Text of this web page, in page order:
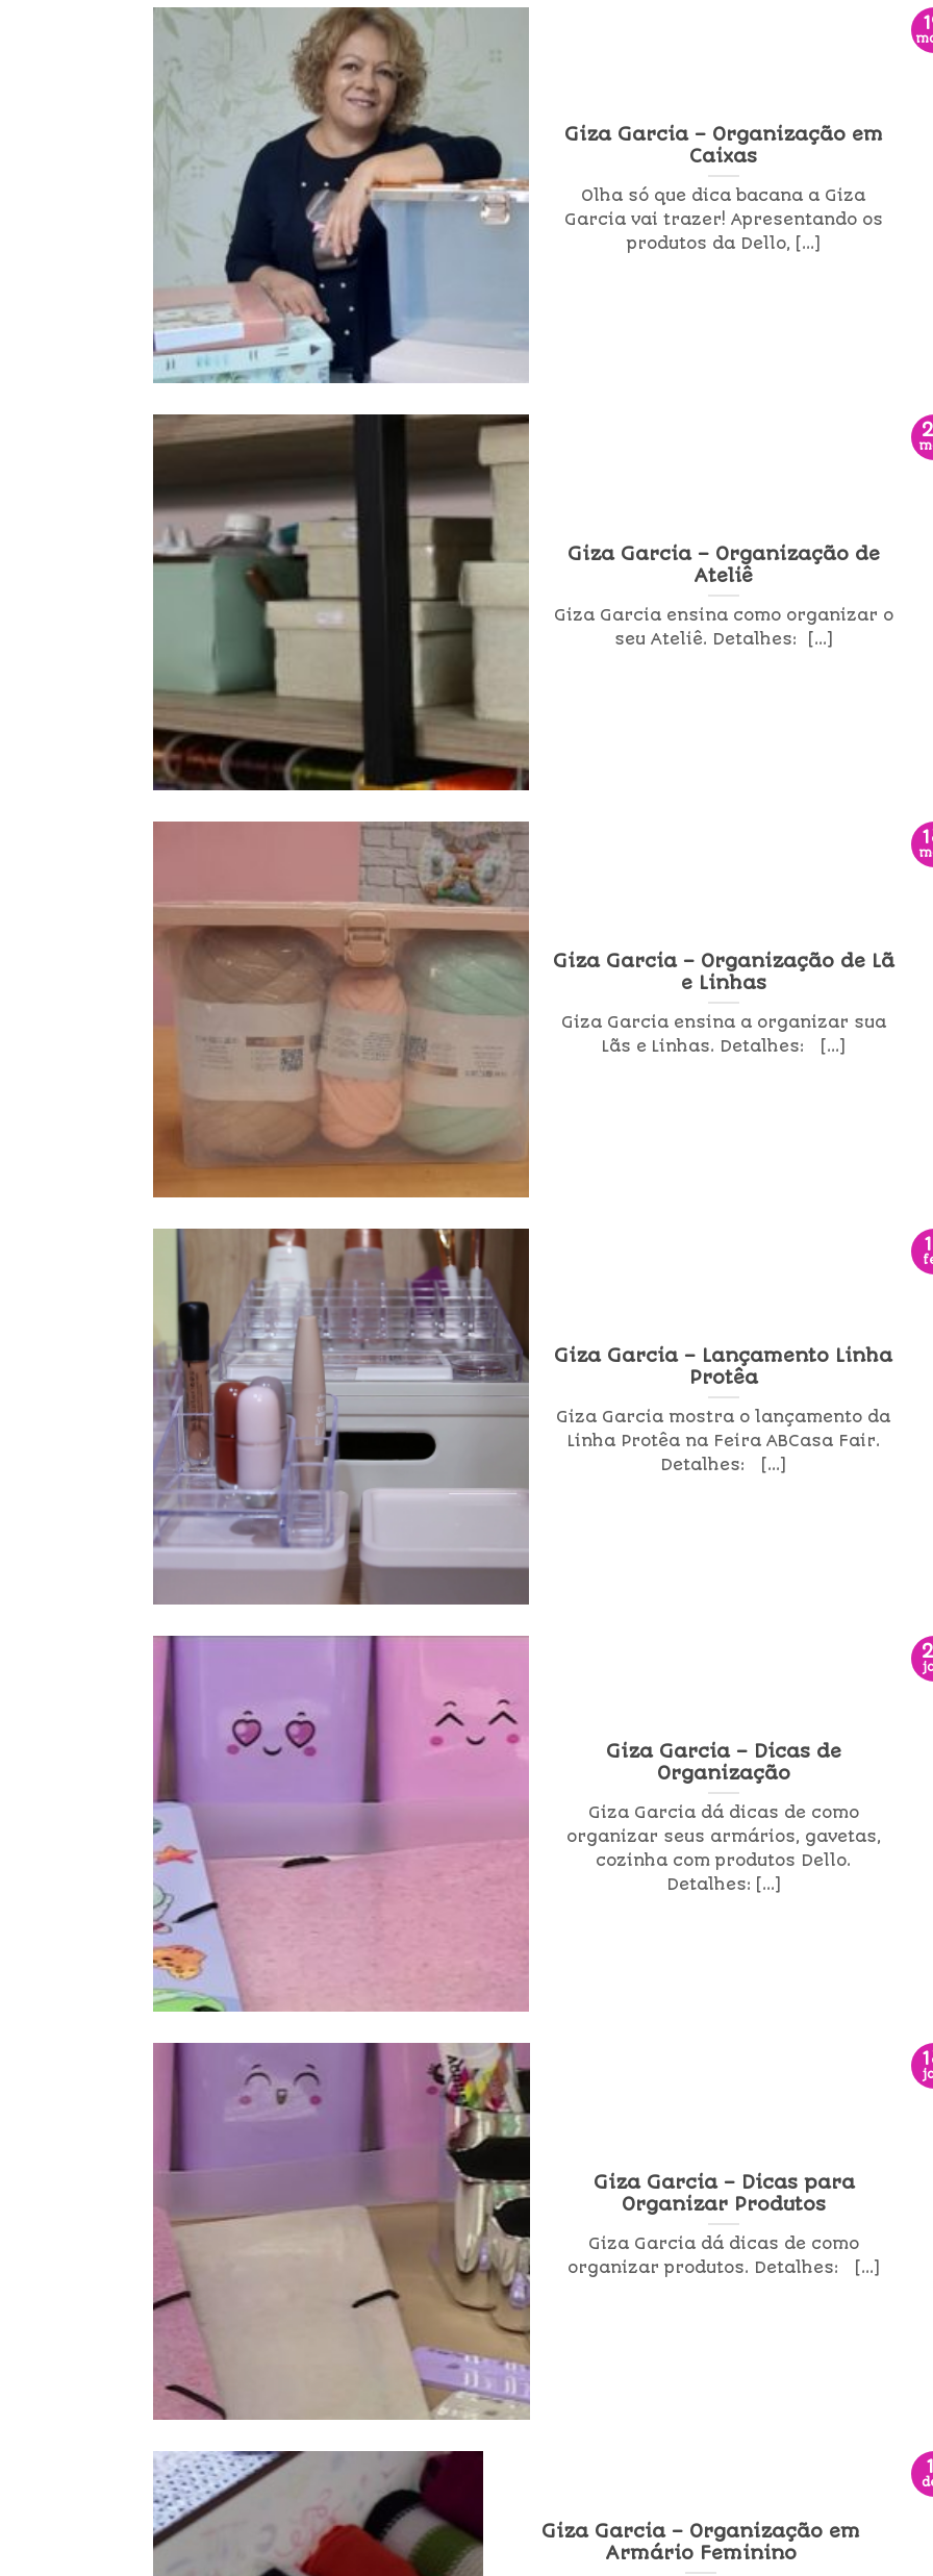
Giza Garcia – Organização em
Caixas
Olha só que dica bacana a Giza
Garcia vai trazer! Apresentando os
produtos da Dello, [...]
Giza Garcia – Organização de
Ateliê
Giza Garcia ensina como organizar o
seu Ateliê. Detalhes: [...]
Giza Garcia – Organização de Lã
e Linhas
Giza Garcia ensina a organizar sua
Lãs e Linhas. Detalhes: [...]
Giza Garcia – Lançamento Linha
Protêa
Giza Garcia mostra o lançamento da
Linha Protêa na Feira ABCasa Fair.
Detalhes: [...]
Giza Garcia – Dicas de
Organização
Giza Garcia dá dicas de como
organizar seus armários, gavetas,
cozinha com produtos Dello.
Detalhes: [...]
Giza Garcia – Dicas para
Organizar Produtos
Giza Garcia dá dicas de como
organizar produtos. Detalhes: [...]
Giza Garcia – Organização em
Armário Feminino